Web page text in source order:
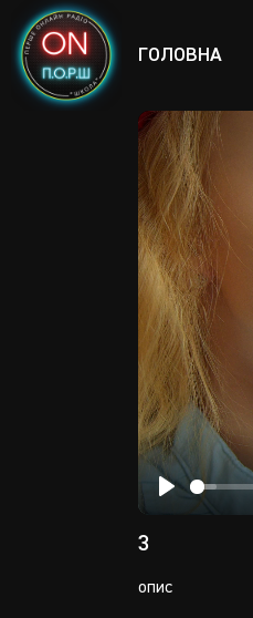
ГОЛОВНА
3
опис